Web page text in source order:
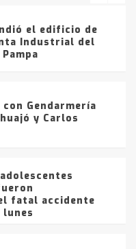
el edificio de
Industrial del
Gendarmería
y Carlos
fatal accidente
lunes